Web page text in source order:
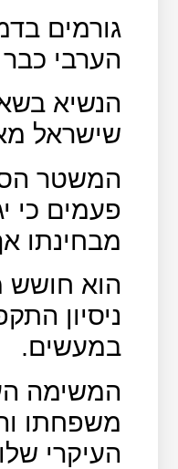
גורמים
הערבי
הנשיא
שישראל
המשטר
פעמים כי
מבחינתו
הוא חושש
ניסיון
במעשים.
המשימה
משפחתו
העיקרי